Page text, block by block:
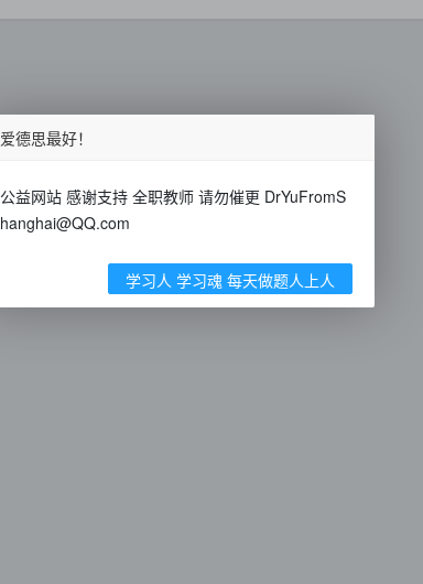
爱德思最好！
公益网站 感谢支持 全职教师 请勿催更 DrYuFromS
hanghai@QQ.com
学习人 学习魂 每天做题人上人